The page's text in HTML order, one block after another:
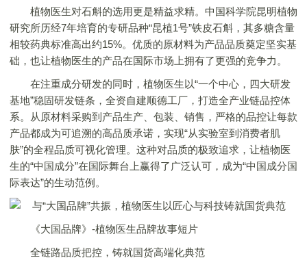
植物医生对石斛的选用更是精益求精。中国科学院昆明植物
研究所历经7年培育的专研品种“昆植1号”铁皮石斛，其多糖含量
相较药典标准高出约15%。优质的原材料为产品品质奠定坚实基
础，也让植物医生的产品在国际市场上拥有了更强的竞争力。
在注重成分研发的同时，植物医生以“一个中心，四大研发
基地”稳固研发链条，全资自建顺德工厂，打造全产业链品控体
系。从原材料采购到产品生产、包装、销售，严格的品控让每款
产品都成为可追溯的高品质承诺，实现“从实验室到消费者肌
肤”的全程品质可视化管理。这种对品质的极致追求，让植物医
生的“中国成分”在国际舞台上赢得了广泛认可，成为“中国成分国
际表达”的生动范例。
《大国品牌》-植物医生品牌故事短片
全链路品质把控，铸就国货高端化典范